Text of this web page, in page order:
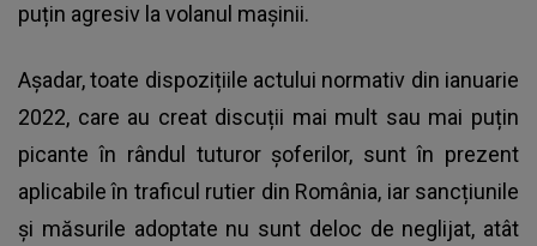
puțin agresiv la volanul mașinii.
Așadar, toate dispozițiile actului normativ din ianuarie
2022, care au creat discuții mai mult sau mai puțin
picante în rândul tuturor șoferilor, sunt în prezent
aplicabile în traficul rutier din România, iar sancțiunile
și măsurile adoptate nu sunt deloc de neglijat, atât